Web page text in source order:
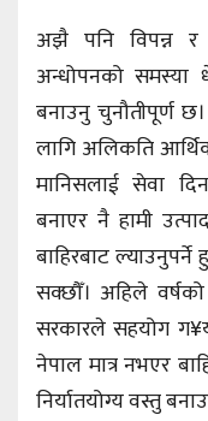
अझै पनि विपन्न र
अन्धोपनको
बनाउनु चुनौतीपूर्ण
लागि अलिकति
मानिसलाई सेवा
बनाएर नै हामी
बाहिरबाट
सक्छौँ। अहिले
सरकारले सहयोग
नेपाल मात्र नभएर
निर्यातयोग्य वस्तु